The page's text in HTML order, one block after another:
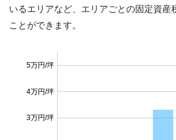
いるエリアなど、エリアごとの固定資産
ことができます。
3万円/坪
4万円/坪
5万円/坪